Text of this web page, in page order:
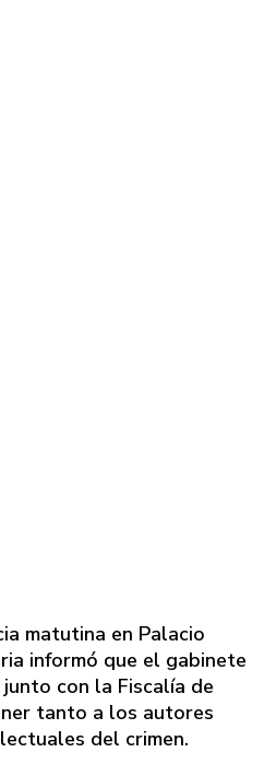
matutina en Palacio
informó que el gabinete
con la Fiscalía de
tanto a los autores
del crimen.